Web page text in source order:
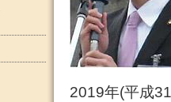
2019年(平成